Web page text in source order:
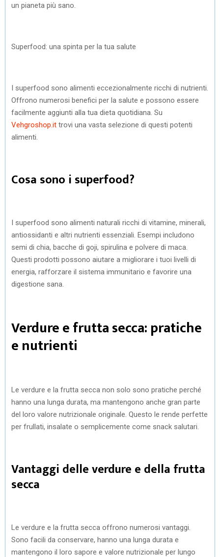
un pianeta più sano.
Superfood: una spinta per la tua salute
I superfood sono alimenti eccezionalmente ricchi di nutrienti.
Offrono numerosi benefici per la salute e possono essere
facilmente aggiunti alla tua dieta quotidiana. Su
Vehgroshop.it trovi una vasta selezione di questi potenti
alimenti.
Cosa sono i superfood?
I superfood sono alimenti naturali ricchi di vitamine, minerali,
antiossidanti e altri nutrienti essenziali. Esempi includono
semi di chia, bacche di goji, spirulina e polvere di maca.
Questi prodotti possono aiutare a migliorare i tuoi livelli di
energia, rafforzare il sistema immunitario e favorire una
digestione sana.
Verdure e frutta secca: pratiche
e nutrienti
Le verdure e la frutta secca non solo sono pratiche perché
hanno una lunga durata, ma mantengono anche gran parte
del loro valore nutrizionale originale. Questo le rende perfette
per frullati, insalate o semplicemente come snack salutari.
Vantaggi delle verdure e della frutta
secca
Le verdure e la frutta secca offrono numerosi vantaggi.
Sono facili da conservare, hanno una lunga durata e
mantengono il loro sapore e valore nutrizionale per lungo